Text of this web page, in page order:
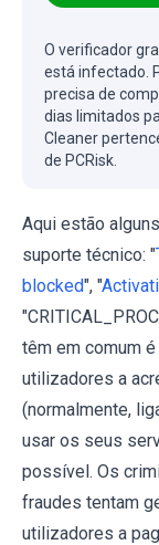
O verificador
está infectado.
precisa de
dias limitados
Cleaner
de PCRisk.
Aqui estão
suporte técnico: "
blocked", "
têm em comum
utilizadores a
(normalmente,
usar os seus
possível. Os
fraudes tentam
utilizadores a